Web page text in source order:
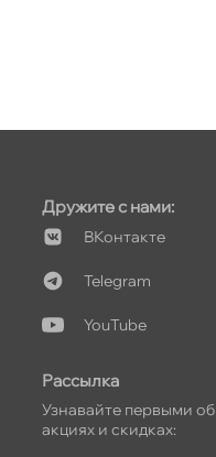
Дружите с нами:
Контакте
Telegram
YouTube
Рассылка
Узнавайте первыми о
акциях и скидках: